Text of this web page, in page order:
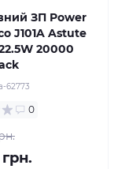
ЗП Power
J101A Astute
20000
62773
0